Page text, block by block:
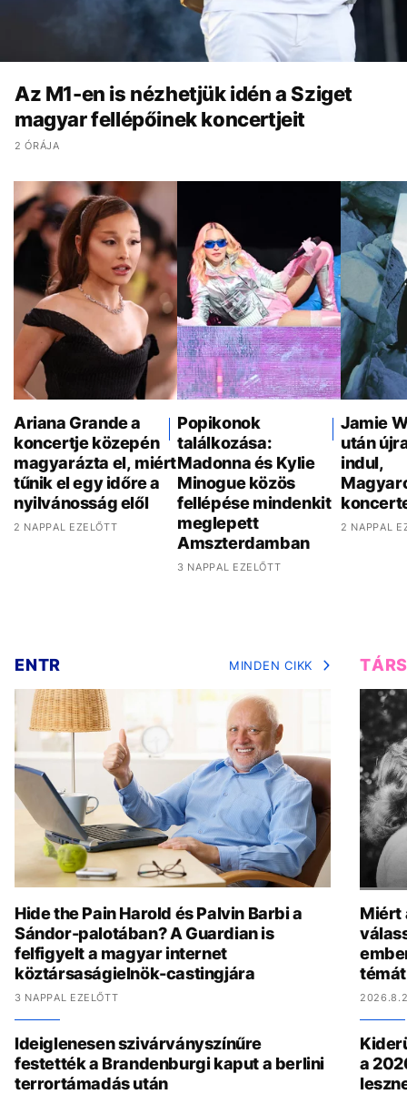
Az M1-en is nézhetjük idén a Sziget
magyar fellépőinek koncertjeit
2 ÓRÁJA
Ariana Grande a
koncertje közepén
magyarázta el, miért
tűnik el egy időre a
nyilvánosság elől
2 NAPPAL EZELŐTT
Popikonok
találkozása:
Madonna és Kylie
Minogue közös
fellépése mindenkit
meglepett
Amszterdamban
3 NAPPAL EZELŐTT
Jamie
után
indul,
2 NAPPAL
ENTR MINDEN CIKK
Hide the Pain Harold és Palvin Barbi a
Sándor-palotában? A Guardian is
felfigyelt a magyar internet
köztársaságielnök-castingjára
3 NAPPAL EZELŐTT
Ideiglenesen szivárványszínűre
festették a Brandenburgi kaput a berlini
terrortámadás után
Miért
témát
a